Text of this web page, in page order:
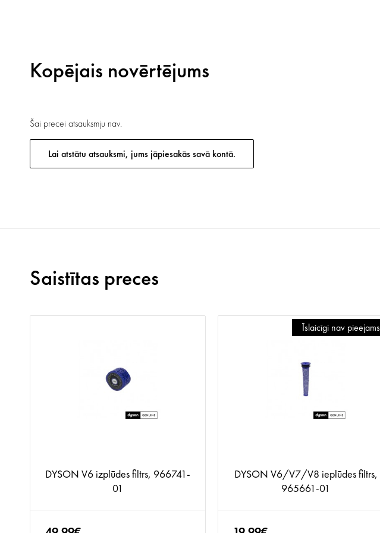
Kopējais novērtējums
Šai precei atsauksmju nav.
Lai atstātu atsauksmi, jums jāpiesakās savā kontā.
Saistītas preces
DYSON V6 izplūdes filtrs, 966741-
01
Īslaicīgi nav pieejams
DYSON V6/V7/V8 ieplūdes filtrs,
965661-01